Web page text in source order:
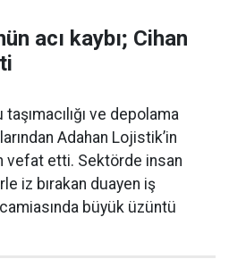
acı kaybı; Cihan
ve depolama
Adahan Lojistik’in
vefat etti. Sektörde insan
iz bırakan duayen iş
büyük üzüntü